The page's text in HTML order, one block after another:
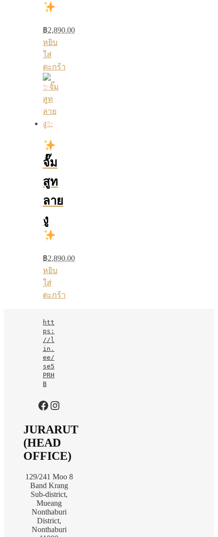
฿2,890.00
หยิบ
ใส่
ตะกร้า
จั๊ม
สูท
ลาย
งู
฿2,890.00
หยิบ
ใส่
ตะกร้า
htt
ps:
//l
in.
ee/
se5
PRH
B
https://www.facebook.com/jurarutofficial?mibextid=LQQJ4d
Instagram
JURARUT
(HEAD
OFFICE)
129/241 Moo 8
Band Krang
Sub-district,
Mueang
Nonthaburi
District,
Nonthaburi